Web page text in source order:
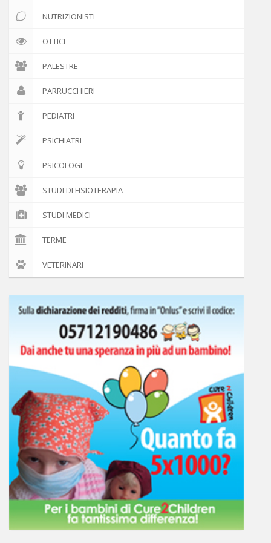
NUTRIZIONISTI
OTTICI
PALESTRE
PARRUCCHIERI
PEDIATRI
PSICHIATRI
PSICOLOGI
STUDI DI FISIOTERAPIA
STUDI MEDICI
TERME
VETERINARI